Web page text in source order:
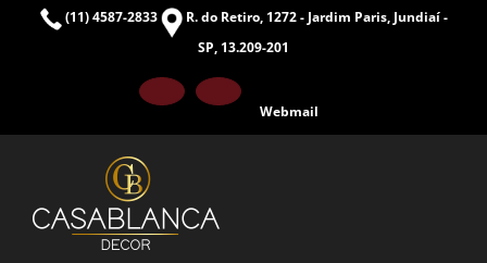
(11) 4587-2833
R. do Retiro, 1272 - Jardim Paris, Jundiaí -
SP, 13.209-201
FacebookInstagram
Webmail